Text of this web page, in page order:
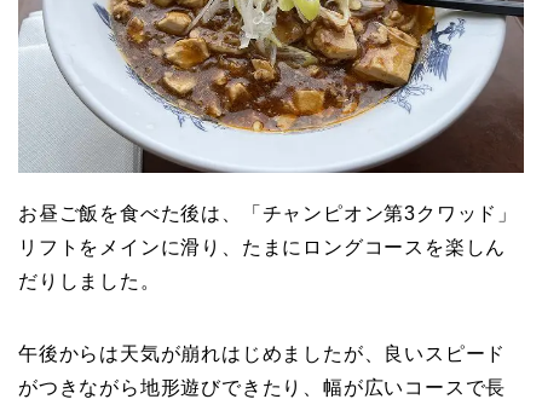
お昼ご飯を食べた後は、「チャンピオン第3クワッド」
リフトをメインに滑り、たまにロングコースを楽しん
だりしました。
午後からは天気が崩れはじめましたが、良いスピード
がつきながら地形遊びできたり、幅が広いコースで長